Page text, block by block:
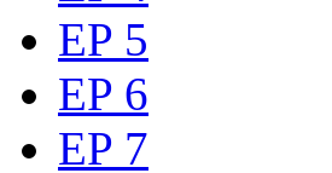
EP 5
EP 6
EP 7